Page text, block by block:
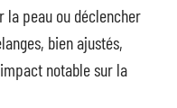
peau ou déclencher
bien ajustés,
notable sur la